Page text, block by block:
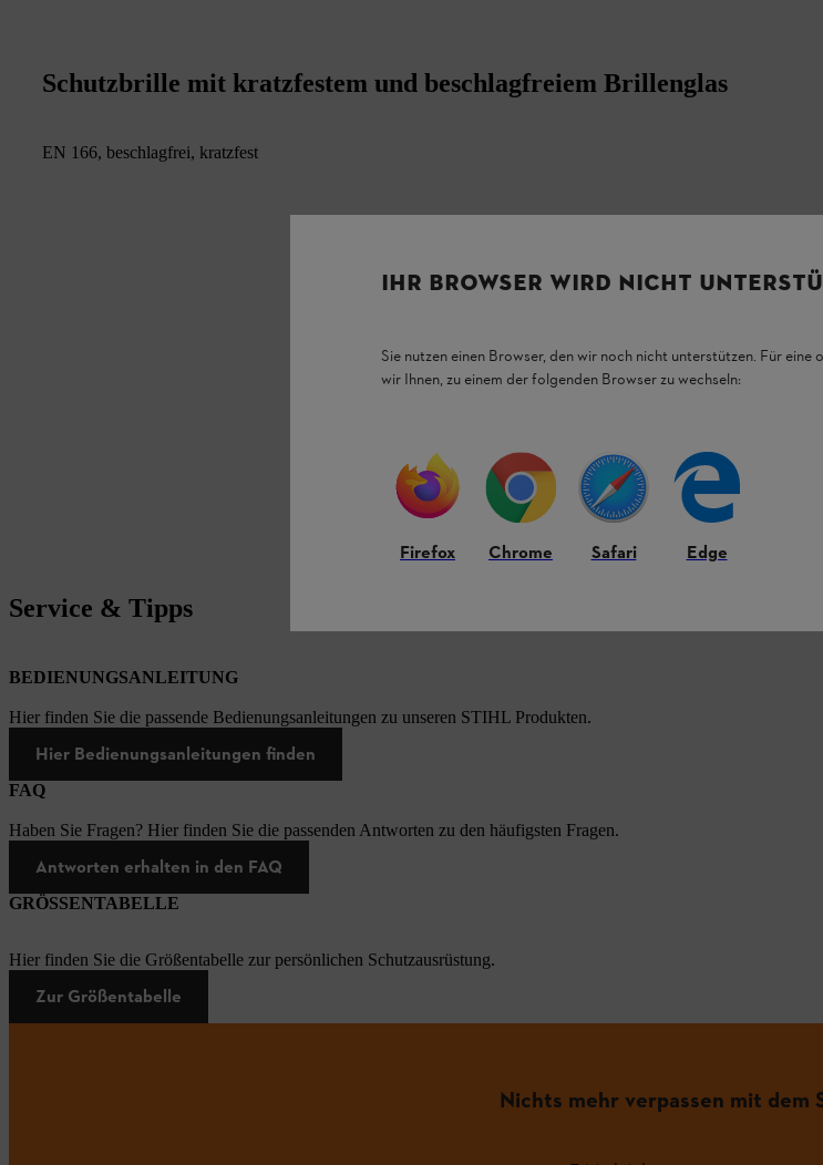
Schutzbrille mit kratzfestem und beschlagfreiem Brillenglas
EN 166, beschlagfrei, kratzfest
Service & Tipps
BEDIENUNGSANLEITUNG
Hier finden Sie die passende Bedienungsanleitungen zu unseren STIHL Produkten.
Hier Bedienungsanleitungen finden
FAQ
Haben Sie Fragen? Hier finden Sie die passenden Antworten zu den häufigsten Fragen.
Antworten erhalten in den FAQ
GRÖSSENTABELLE
Hier finden Sie die Größentabelle zur persönlichen Schutzausrüstung.
Zur Größentabelle
Nichts mehr verpassen mit dem
IHR BROWSER WIRD NICHT
Sie nutzen einen Browser, den wir noch nicht unterstützen. Für
wir Ihnen, zu einem der folgenden Browser zu wechseln:
Firefox Chrome Safari Edge